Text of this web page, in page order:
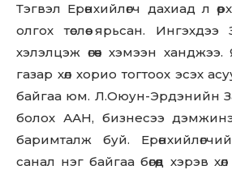
Тэгвэл Ерөнхийлөгч дахиад л
олгох төслөө ярьсан.
хэлэлцэж өгөөч хэмээн
газар хөл хорио тогтоох эсэх
байгаа юм. Л.Оюун-Эрдэнийн
болох ААН, бизнесээ
баримталж буй.
санал нэг байгаа бөгөөд хэрэв